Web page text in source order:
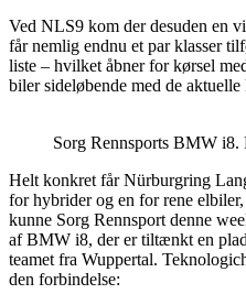
Ved NLS9 kom der desuden en
får nemlig endnu et par klasser
liste – hvilket åbner for kørsel
biler sideløbende med de aktuelle
Sorg Rennsports BMW
Helt konkret får Nürburgring
for hybrider og en for rene
kunne Sorg Rennsport denne
af BMW i8, der er tiltænkt en
teamet fra Wuppertal.
den forbindelse: